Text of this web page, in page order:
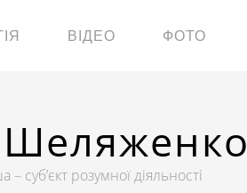
ВІДЕО ФОТО
– суб’єкт розумної діяльності